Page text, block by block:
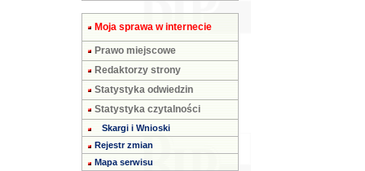
Moja sprawa w internecie
Prawo miejscowe
Redaktorzy strony
Statystyka odwiedzin
Statystyka czytalności
Skargi i Wnioski
Rejestr zmian
Mapa serwisu